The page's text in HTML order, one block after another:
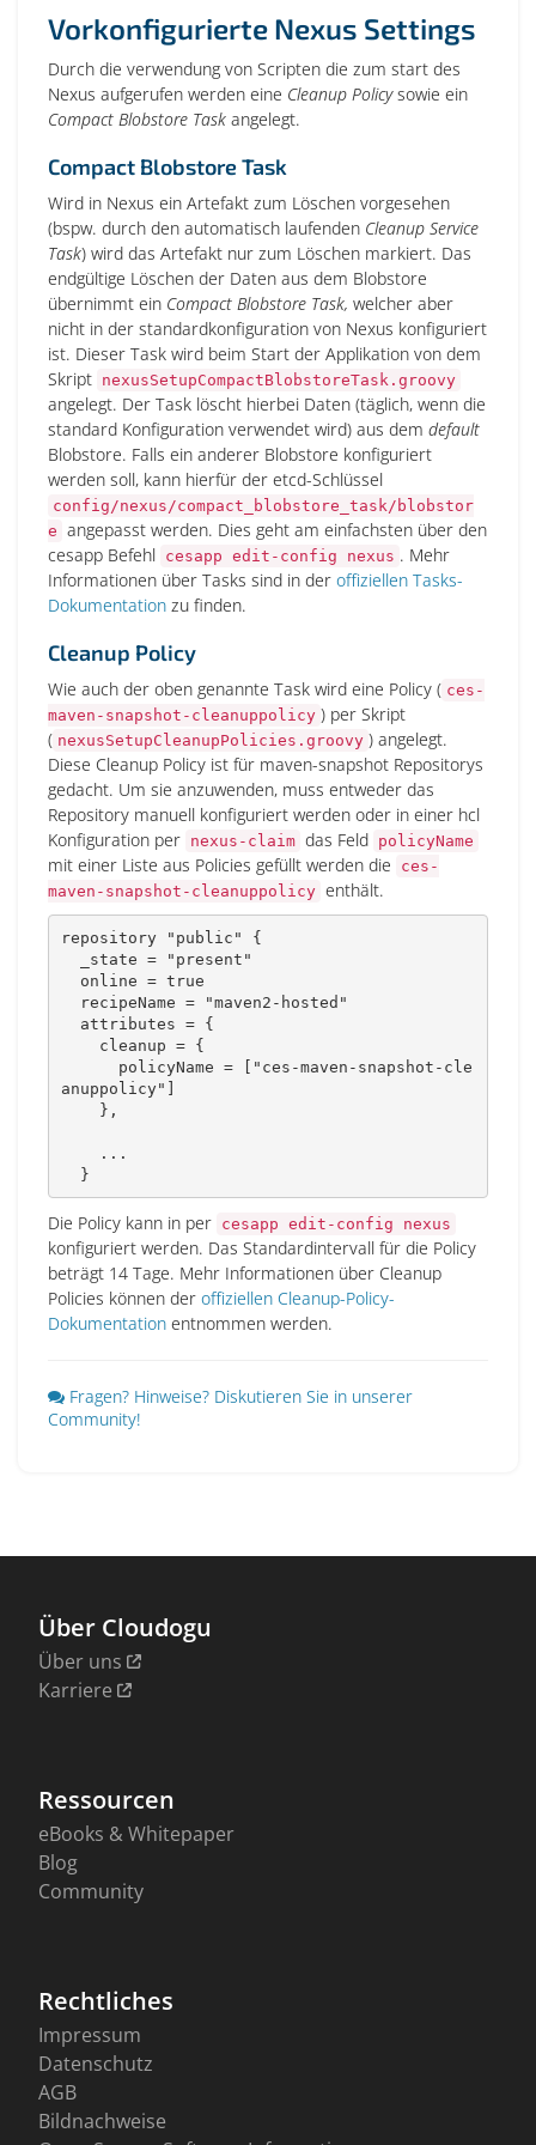
Vorkonfigurierte Nexus Settings
Durch die verwendung von Scripten die zum start des
Nexus aufgerufen werden eine Cleanup Policysowie ein
Compact Blobstore Task angelegt.
Compact Blobstore Task
Wird in Nexus ein Artefakt zum Löschen vorgesehen
(bspw. durch den automatisch laufenden Cleanup Service
Task) wird das Artefakt nur zum Löschen markiert. Das
endgültige Löschen der Daten aus dem Blobstore
übernimmt ein Compact Blobstore Task, welcher aber
nicht in der standardkonfiguration von Nexus konfiguriert
ist. Dieser Task wird beim Start der Applikation von dem
Skript nexusSetupCompactBlobstoreTask.groovy
angelegt. Der Task löscht hierbei Daten (täglich, wenn die
standard Konfiguration verwendet wird) aus dem default
Blobstore. Falls ein anderer Blobstore konfiguriert
werden soll, kann hierfür der etcd-Schlüssel
config/nexus/compact_blobstore_task/blobstor
e angepasst werden. Dies geht am einfachsten über den
cesapp Befehl cesapp edit-config nexus . Mehr
Informationen über Tasks sind in der offiziellen Tasks-
Dokumentation zu finden.
Cleanup Policy
Wie auch der oben genannte Task wird eine Policy ( ces-
maven-snapshot-cleanuppolicy ) per Skript
( nexusSetupCleanupPolicies.groovy ) angelegt.
Diese Cleanup Policy ist für maven-snapshot Repositorys
gedacht. Um sie anzuwenden, muss entweder das
Repository manuell konfiguriert werden oder in einer hcl
Konfiguration per nexus-claim das Feld policyName
mit einer Liste aus Policies gefüllt werden die
ces-
maven-snapshot-cleanuppolicy enthält.
repository "public" {
anuppolicy"]
  }
Die Policy kann in per cesapp edit-config nexus
konfiguriert werden. Das Standardintervall für die Policy
beträgt 14 Tage. Mehr Informationen über Cleanup
Policies können der offiziellen Cleanup-Policy-
Dokumentation entnommen werden.
Fragen? Hinweise? Diskutieren Sie in unserer
Community!